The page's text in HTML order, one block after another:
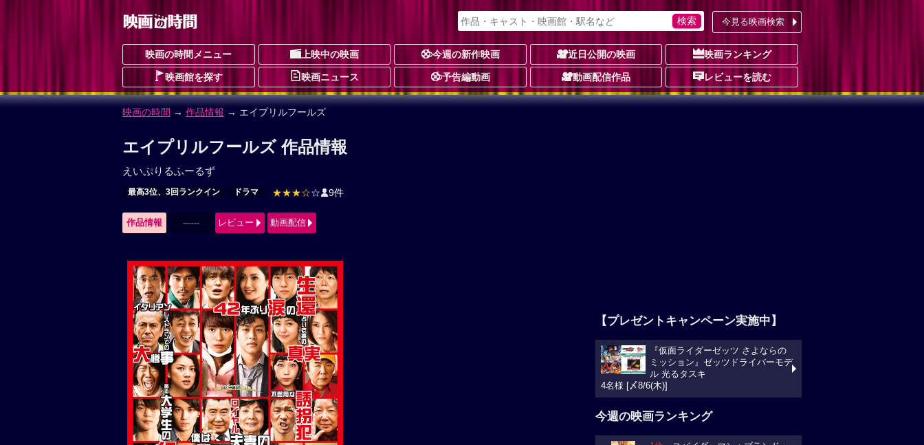
今見る映画検索
映画の時間メニュー 上映中の映画 今週の新作映画 近日公開の映画 映画ランキング
映画館を探す 映画ニュース 予告編動画 動画配信作品 レビューを読む
映画の時間 → 作品情報 → エイプリルフールズ
エイプリルフールズ 作品情報
えいぷりるふーるず
最高3位、3回ランクイン ドラマ ★★★☆☆ 9件
作品情報 ------ レビュー 動画配信
【プレゼントキャンペーン実施中】
『仮面ライダーゼッツ さよならの
ミッション』ゼッツドライバーモデ
ル 光るタスキ
4名様 [〆8/6(木)]
今週の映画ランキング